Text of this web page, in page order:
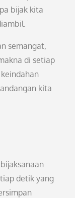
bijak kita
semangat,
di setiap
kita
detik yang